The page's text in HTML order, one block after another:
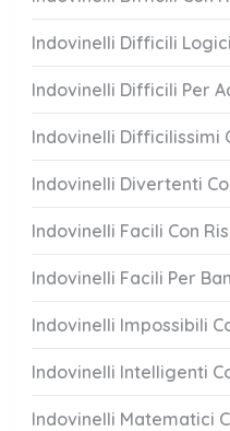
Indovinelli Difficili
Indovinelli Difficili Per
Indovinelli Difficilissimi
Indovinelli Divertenti
Indovinelli Facili Con
Indovinelli Facili Per
Indovinelli Impossibili
Indovinelli Intelligenti
Indovinelli Matematici